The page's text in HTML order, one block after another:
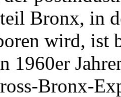
Bronx, in
wird, ist
1960er
Bronx-